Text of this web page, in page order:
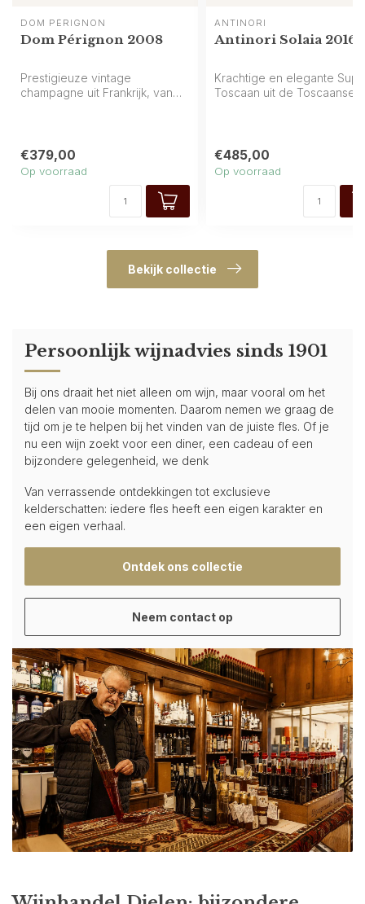
DOM PÉRIGNON
Dom Pérignon 2008
Prestigieuze vintage
champagne uit Frankrijk, van
€379,00
Op voorraad
ANTINORI
Antinori Solaia 2016
Krachtige en elegante
Toscaan uit de Toscaanse
€485,00
Op voorraad
Bekijk collectie
Persoonlijk wijnadvies sinds 1901
Bij ons draait het niet alleen om wijn, maar vooral om het
delen van mooie momenten. Daarom nemen we graag de
tijd om je te helpen bij het vinden van de juiste fles. Of je
nu een wijn zoekt voor een diner, een cadeau of een
bijzondere gelegenheid, we denk
Van verrassende ontdekkingen tot exclusieve
kelderschatten: iedere fles heeft een eigen karakter en
een eigen verhaal.
Ontdek ons collectie
Neem contact op